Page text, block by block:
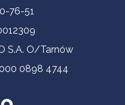
76-51
S.A. O/Tarnów
0898 4744